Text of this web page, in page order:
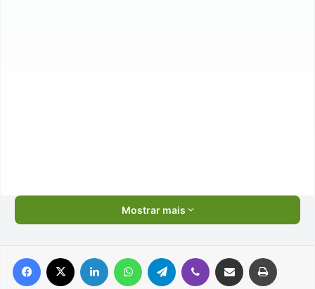
Mostrar mais
Facebook Linkedin WhatsAppTelegram Viber Compartilhar via e-mail